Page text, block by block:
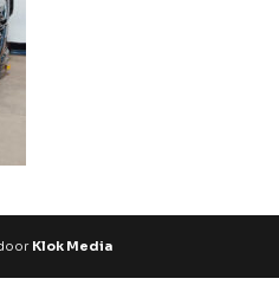
Klok Media